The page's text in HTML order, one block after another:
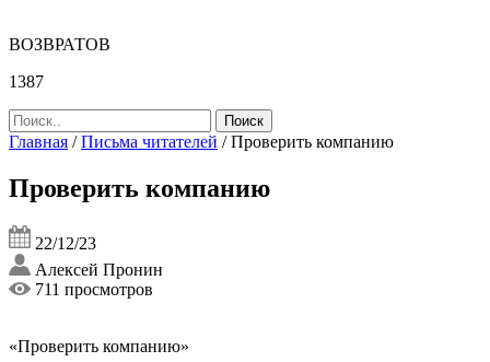
ВОЗВРАТОВ
1387
Главная /Письма читателей /Проверить компанию
Проверить компанию
22/12/23
Алексей Пронин
711 просмотров
«Проверить компанию»